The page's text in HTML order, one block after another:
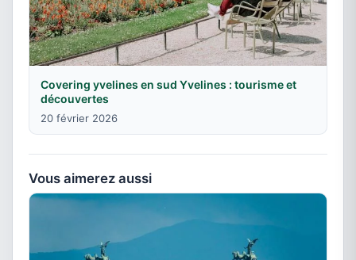
Covering yvelines en sud Yvelines : tourisme et
découvertes
20 février 2026
Vous aimerez aussi